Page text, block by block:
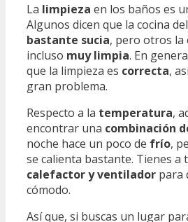
La limpieza en los baños es
Algunos dicen que la cocina
bastante sucia, pero otros la
incluso muy limpia. En
que la limpieza es correcta,
gran problema.
Respecto a la temperatura,
encontrar una combinación
noche hace un poco de frío,
se calienta bastante. Tienes a
calefactor y ventilador para
cómodo.
Así que, si buscas un lugar